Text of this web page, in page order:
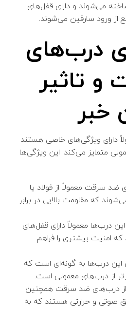
می‌شوند و دارای قفل‌های
از ورود سارقین می‌شوند.
درب‌های
تاثیر
خبر
دارای ویژگی‌های خاصی هستند
متمایز می‌کند. این ویژگی‌ها
ضد سرقت معمولاً از فولاد یا
که مقاومت بالایی در برابر
درب‌ها معمولاً دارای قفل‌های
امنیت بیشتری را فراهم
این درب‌ها به گونه‌ای است که
از درب‌های معمولی است.
از درب‌های ضد سرقت همچنین
صوتی و حرارتی هستند که به